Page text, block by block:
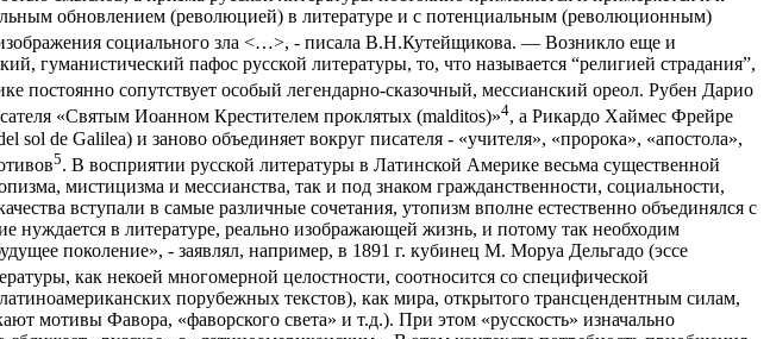
обновлением (революцией) в литературе и с потенциальным (революционным)
изображения социального зла <…>, - писала В.Н.Кутейщикова. — Возникло еще и
гуманистический пафос русской литературы, то, что называется “религией страдания”,
постоянно сопутствует особый легендарно-сказочный, мессианский ореол. Рубен Дарио
«Святым Иоанном Крестителем проклятых (malditos)»4, а Рикардо Хаймес Фрейре
de Galilea) и заново объединяет вокруг писателя - «учителя», «пророка», «апостола»,
5. В восприятии русской литературы в Латинской Америке весьма существенной
мистицизма и мессианства, так и под знаком гражданственности, социальности,
вступали в самые различные сочетания, утопизм вполне естественно объединялся с
нуждается в литературе, реально изображающей жизнь, и потому так необходим
поколение», - заявлял, например, в 1891 г. кубинец М. Моруа Дельгадо (эссе
как некоей многомерной целостности, соотносится со специфической
порубежных текстов), как мира, открытого трансцендентным силам,
мотивы Фавора, «фаворского света» и т.д.). При этом «русскость» изначально